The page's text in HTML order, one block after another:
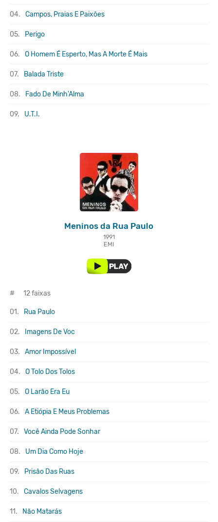
04. Campos, Praias E Paixões
05. Perigo
06. O Homem É Esperto, Mas A Morte É Mais
07. Balada Triste
08. Fado De Minh'Alma
09. U.T.I.
Meninos da Rua Paulo
1991
EMI
# 12 faixas
01. Rua Paulo
02. Imagens De Voc
03. Amor Impossível
04. O Tolo Dos Tolos
05. O Larão Era Eu
06. A Etiópia E Meus Problemas
07. Você Ainda Pode Sonhar
08. Um Dia Como Hoje
09. Prisão Das Ruas
10. Cavalos Selvagens
11. Não Matarás